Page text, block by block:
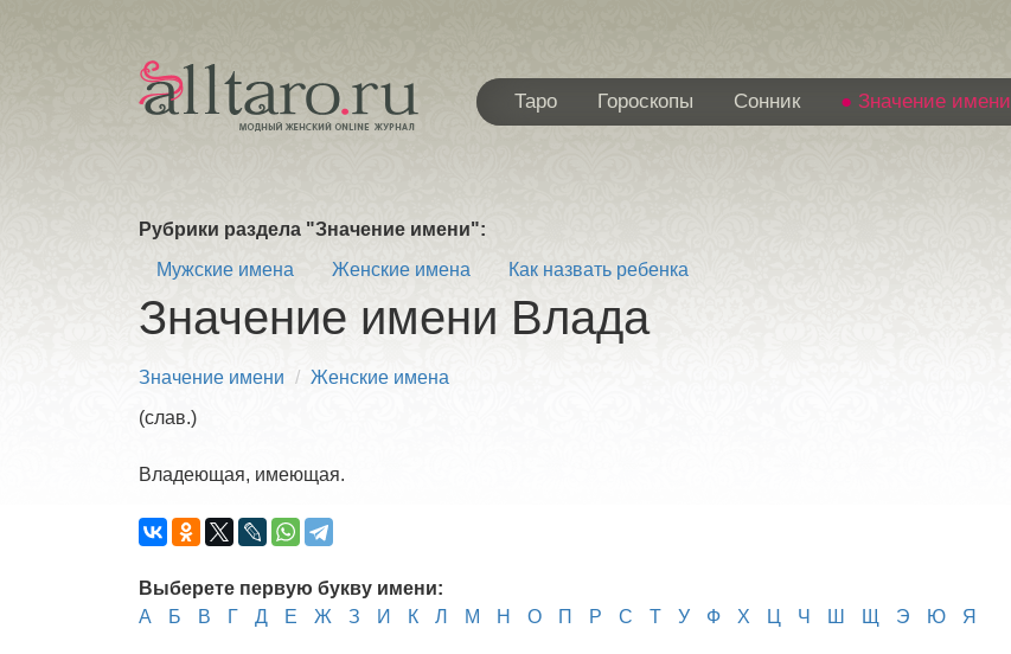
Таро Гороскопы Сонник Значение имени
Рубрики раздела "Значение имени":
Мужские имена
Женские имена Как назвать ребенка
Значение имени Влада
Значение имени
Женские имена
(слав.)
Владеющая, имеющая.
Выберете первую букву имени:
А
Б В Г Д Е Ж З И К Л М Н О П Р С Т У Ф Х Ц Ч Ш Щ Э Ю Я